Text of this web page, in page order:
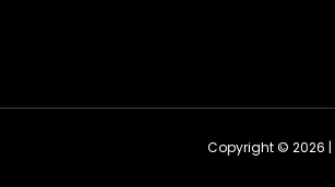
Copyright © 2026 |